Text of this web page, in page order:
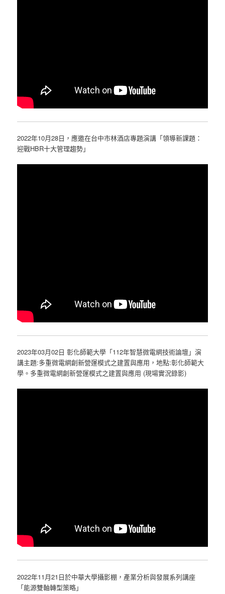
2022年10月28日，應邀在台中市林酒店專題演講「領導新課題：
迎戰HBR十大管理趨勢」
2023年03月02日 彰化師範大學「112年智慧微電網技術論壇」演
講主題:多重微電網創新營運模式之建置與應用，地點:彰化師範大
學。多重微電網創新營運模式之建置與應用 (現場實況錄影)
2022年11月21日於中華大學攝影棚，產業分析與發展系列講座
「能源雙軸轉型策略」